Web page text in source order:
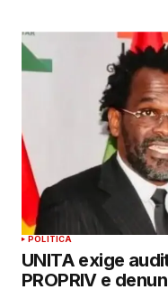
POLITICA
UNITA exige
PROPRIV e